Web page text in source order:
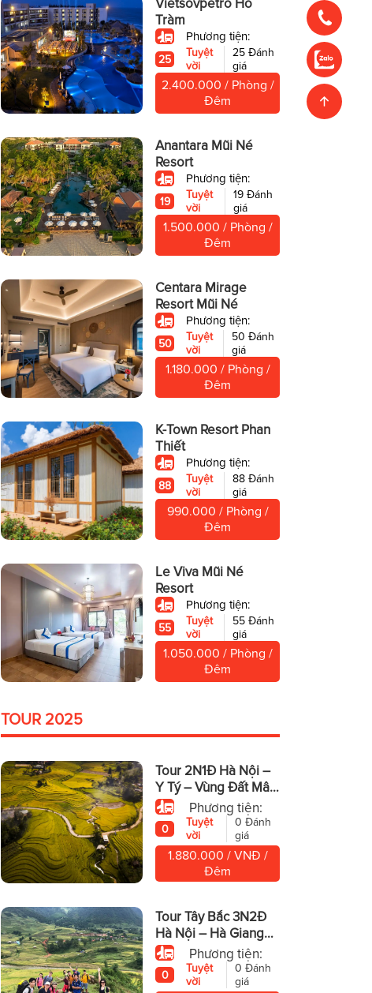
Vietsovpetro Hồ
Tràm
Phương tiện:
25
Tuyệt
vời
25 Đánh
giá
2.400.000 / Phòng /
Đêm
Anantara Mũi Né
Resort
Phương tiện:
19
Tuyệt
vời
19 Đánh
giá
1.500.000 / Phòng /
Đêm
Centara Mirage
Resort Mũi Né
Phương tiện:
50
Tuyệt
vời
50 Đánh
giá
1.180.000 / Phòng /
Đêm
K-Town Resort Phan
Thiết
Phương tiện:
88
Tuyệt
vời
88 Đánh
giá
990.000 / Phòng /
Đêm
Le Viva Mũi Né
Resort
Phương tiện:
55
Tuyệt
vời
55 Đánh
giá
1.050.000 / Phòng /
Đêm
TOUR 2025
Tour 2N1Đ Hà Nội –
Y Tý – Vùng Đất Mây
Trời
Phương tiện:
0
Tuyệt
vời
0 Đánh
giá
1.880.000 / VNĐ /
Đêm
Tour Tây Bắc 3N2Đ
Hà Nội – Hà Giang
Cao Nguyên Đá
Hùng Vĩ
Phương tiện:
0
Tuyệt
vời
0 Đánh
giá